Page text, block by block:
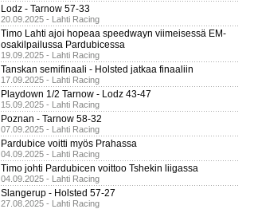
Lodz - Tarnow 57-33
20.09.2025 - Lahti Racing
Timo Lahti ajoi hopeaa speedwayn viimeisessä EM-
osakilpailussa Pardubicessa
19.09.2025 - Lahti Racing
Tanskan semifinaali - Holsted jatkaa finaaliin
17.09.2025 - Lahti Racing
Playdown 1/2 Tarnow - Lodz 43-47
15.09.2025 - Lahti Racing
Poznan - Tarnow 58-32
07.09.2025 - Lahti Racing
Pardubice voitti myös Prahassa
04.09.2025 - Lahti Racing
Timo johti Pardubicen voittoo Tshekin liigassa
04.09.2025 - Lahti Racing
Slangerup - Holsted 57-27
27.08.2025 - Lahti Racing